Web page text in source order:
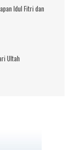
Idul Fitri dan
Ultah